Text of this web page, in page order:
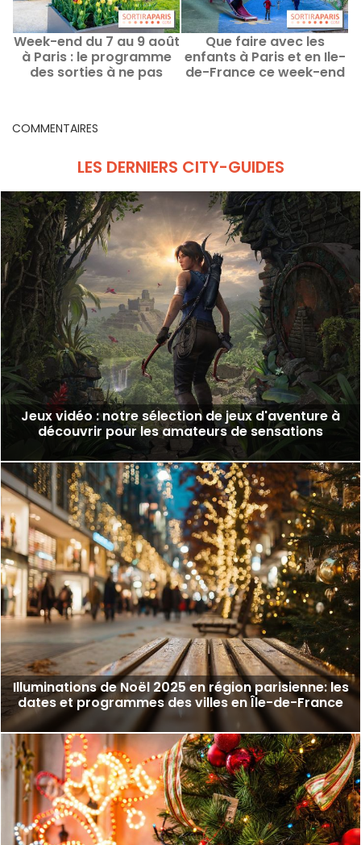
Week-end du 7 au 9 août
à Paris : le programme
des sorties à ne pas
Que faire avec les
enfants à Paris et en Ile-
de-France ce week-end
COMMENTAIRES
LES DERNIERS CITY-GUIDES
Jeux vidéo : notre sélection de jeux d'aventure à
découvrir pour les amateurs de sensations
Illuminations de Noël 2025 en région parisienne: les
dates et programmes des villes en Île-de-France